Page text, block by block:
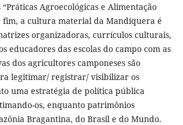
Agroecológicas e Alimentação
fim, a cultura material da Mandiquera é
organizadoras, currículos culturais,
educadores das escolas do campo com as
dos agricultores camponeses são
legitimar/ registrar/ visibilizar os
uma estratégia de política pública
os, enquanto patrimônios
Bragantina, do Brasil e do Mundo.